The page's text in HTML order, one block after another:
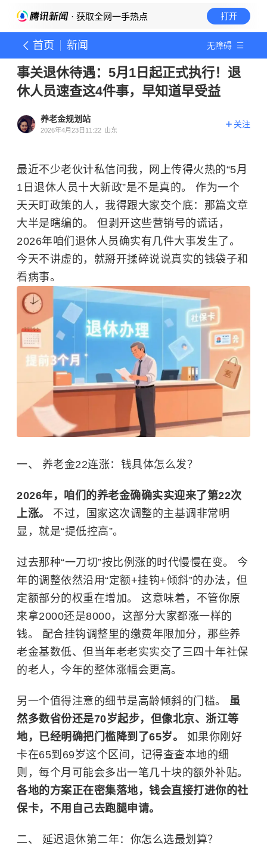
· 获取全网一手热点 打开
首页 新闻 无障碍
事关退休待遇：5月1日起正式执行！退
休人员速查这4件事，早知道早受益
养老金规划站
2026年4月23日11:22 山东
关注
最近不少老伙计私信问我，网上传得火热的“5月
1日退休人员十大新政”是不是真的。 作为一个
天天盯政策的人，我得跟大家交个底：那篇文章
大半是瞎编的。 但剥开这些营销号的谎话，
2026年咱们退休人员确实有几件大事发生了。
今天不讲虚的，就掰开揉碎说说真实的钱袋子和
看病事。
一、 养老金22连涨：钱具体怎么发？
2026年，咱们的养老金确确实实迎来了第22次
上涨。 不过，国家这次调整的主基调非常明
显，就是“提低控高”。
过去那种“一刀切”按比例涨的时代慢慢在变。 今
年的调整依然沿用“定额+挂钩+倾斜”的办法，但
定额部分的权重在增加。 这意味着，不管你原
来拿2000还是8000，这部分大家都涨一样的
钱。 配合挂钩调整里的缴费年限加分，那些养
老金基数低、但当年老老实实交了三四十年社保
的老人，今年的整体涨幅会更高。
另一个值得注意的细节是高龄倾斜的门槛。 虽
然多数省份还是70岁起步，但像北京、浙江等
地，已经明确把门槛降到了65岁。 如果你刚好
卡在65到69岁这个区间，记得查查本地的细
则，每个月可能会多出一笔几十块的额外补贴。
各地的方案正在密集落地，钱会直接打进你的社
保卡，不用自己去跑腿申请。
二、 延迟退休第二年：你怎么选最划算？